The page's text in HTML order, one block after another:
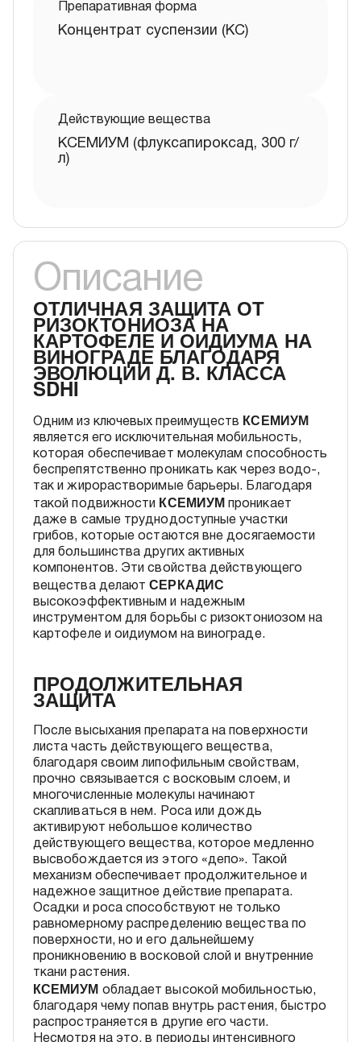
Препаративная форма
Концентрат суспензии (КС)
Действующие вещества
КСЕМИУМ (флуксапироксад, 300 г/
л)
Описание
ОТЛИЧНАЯ ЗАЩИТА ОТ
РИЗОКТОНИОЗА НА
КАРТОФЕЛЕ И ОИДИУМА НА
ВИНОГРАДЕ БЛАГОДАРЯ
ЭВОЛЮЦИИ Д. В. КЛАССА
SDHI
Одним из ключевых преимуществ КСЕМИУМ
является его исключительная мобильность,
которая обеспечивает молекулам способность
беспрепятственно проникать как через водо-,
так и жирорастворимые барьеры. Благодаря
такой подвижности КСЕМИУМпроникает
даже в самые труднодоступные участки
грибов, которые остаются вне досягаемости
для большинства других активных
компонентов. Эти свойства действующего
вещества делаютСЕРКАДИС
высокоэффективным и надежным
инструментом для борьбы с ризоктониозом на
картофеле и оидиумом на винограде.
ПРОДОЛЖИТЕЛЬНАЯ
ЗАЩИТА
После высыхания препарата на поверхности
листа часть действующего вещества,
благодаря своим липофильным свойствам,
прочно связывается с восковым слоем, и
многочисленные молекулы начинают
скапливаться в нем. Роса или дождь
активируют небольшое количество
действующего вещества, которое медленно
высвобождается из этого «депо». Такой
механизм обеспечивает продолжительное и
надежное защитное действие препарата.
Осадки и роса способствуют не только
равномерному распределению вещества по
поверхности, но и его дальнейшему
проникновению в восковой слой и внутренние
ткани растения.
КСЕМИУМ обладает высокой мобильностью,
благодаря чему попав внутрь растения, быстро
распространяется в другие его части.
Несмотря на это, в периоды интенсивного